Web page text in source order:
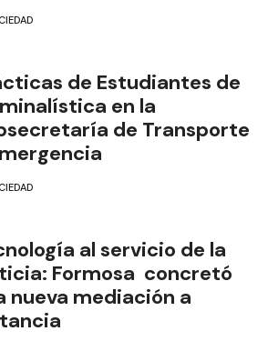
de Estudiantes de
en la
de Transporte
al servicio de la
Formosa concretó
nueva mediación a